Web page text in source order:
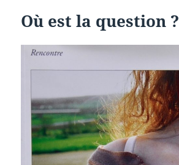
Où est la question ?